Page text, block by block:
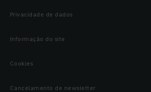
Privacidade de dados
Informação do site
Cookies
Cancelamento de newsletter